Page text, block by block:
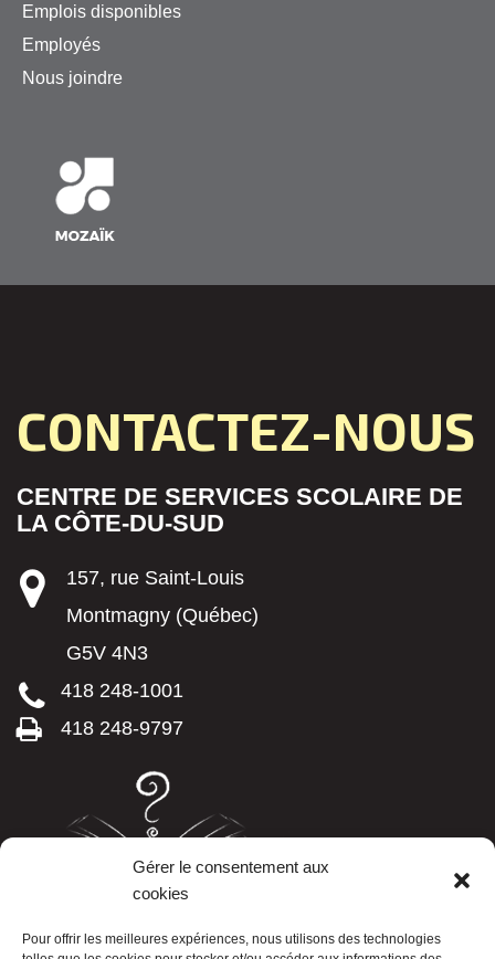
Gérer le consentement aux
cookies
Pour offrir les meilleures expériences, nous utilisons des technologies
Emplois disponibles
Employés
Nous joindre
CONTACTEZ-NOUS
CENTRE DE SERVICES SCOLAIRE DE
LA CÔTE-DU-SUD
157, rue Saint-Louis
Montmagny (Québec)
G5V 4N3
418 248-1001
418 248-9797
LISTE TÉLÉPHONIQUE